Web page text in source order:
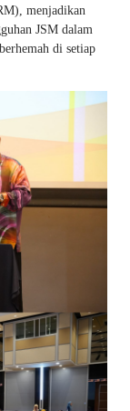
menjadikan
JSM dalam
di setiap